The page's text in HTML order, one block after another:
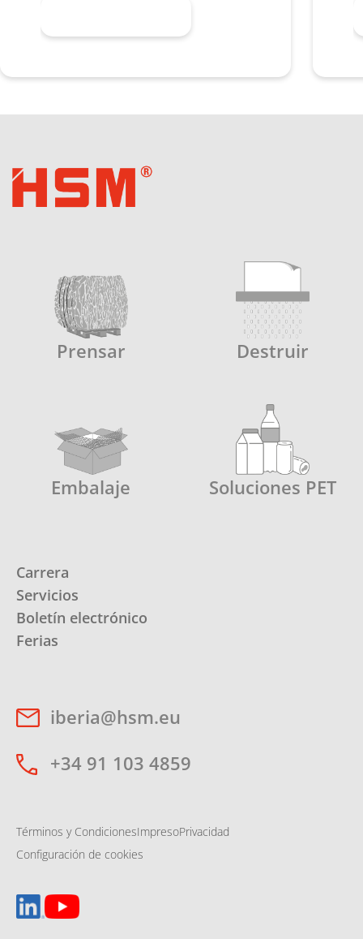
Prensar Destruir
Embalaje Soluciones PET
Carrera
Servicios
Boletín electrónico
Ferias
iberia@hsm.eu
+34 91 103 4859
Términos y CondicionesImpresoPrivacidad
Configuración de cookies